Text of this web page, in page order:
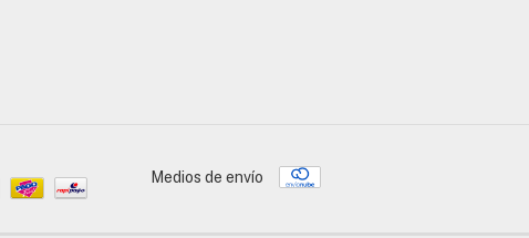
Medios de envío